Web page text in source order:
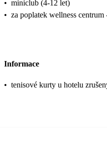
• miniclub (4-12 let)
• za poplatek wellness
Informace
• tenisové kurty u hotelu